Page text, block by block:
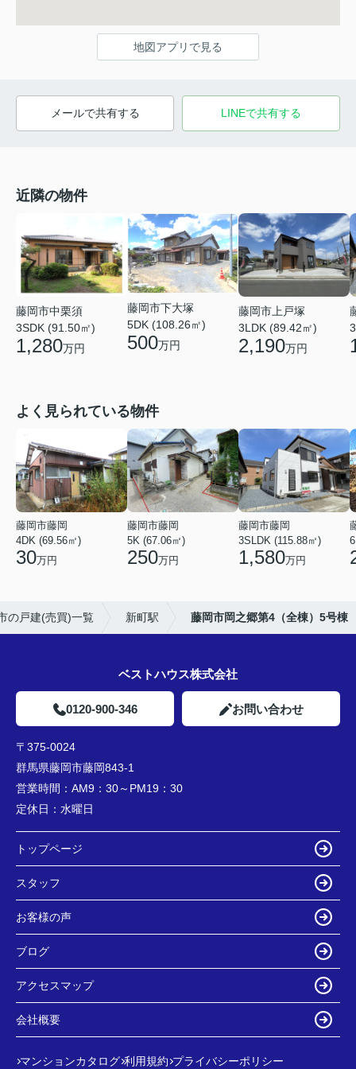
地図アプリで見る
メールで共有する LINEで共有する
近隣の物件
藤岡市中栗須
3SDK (91.50㎡)
1,280万円
藤岡市下大塚
5DK (108.26㎡)
500万円
藤岡市上戸塚
3LDK (89.42㎡)
2,190万円
よく見られている物件
藤岡市藤岡
4DK (69.56㎡)
30万円
藤岡市藤岡
5K (67.06㎡)
250万円
藤岡市藤岡
3SLDK (115.88㎡)
1,580万円
の戸建(売買)一覧 新町駅 藤岡市岡之郷第4（全棟）5号棟
ベストハウス株式会社
0120-900-346 お問い合わせ
〒375-0024
群馬県藤岡市藤岡843-1
営業時間： AM9：30～PM19：30
定休日： 水曜日
トップページ
スタッフ
お客様の声
ブログ
アクセスマップ
会社概要
マンションカタログ 利用規約 プライバシーポリシー